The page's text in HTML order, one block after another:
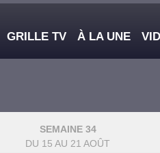
GRILLE TV À LA UNE
SEMAINE 34
DU 15 AU 21 AOÛT